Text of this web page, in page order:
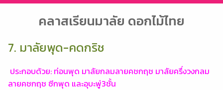
คลาสเรียนมาลัย ดอกไม้ไทย
7. มาลัยพุด-คดกริช
ประกอบด้วย: ท่อนพุด มาลัยกลมลายคชกฤช มาลัยครึ่งวงกลม
ลายคชกฤช ซีกพุด และอุบะพู่3ชั้น